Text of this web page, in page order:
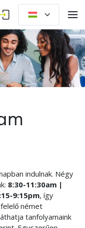
indulnak. Négy
8:30-11:30am |
9:15pm, így
német
tanfolyamaink